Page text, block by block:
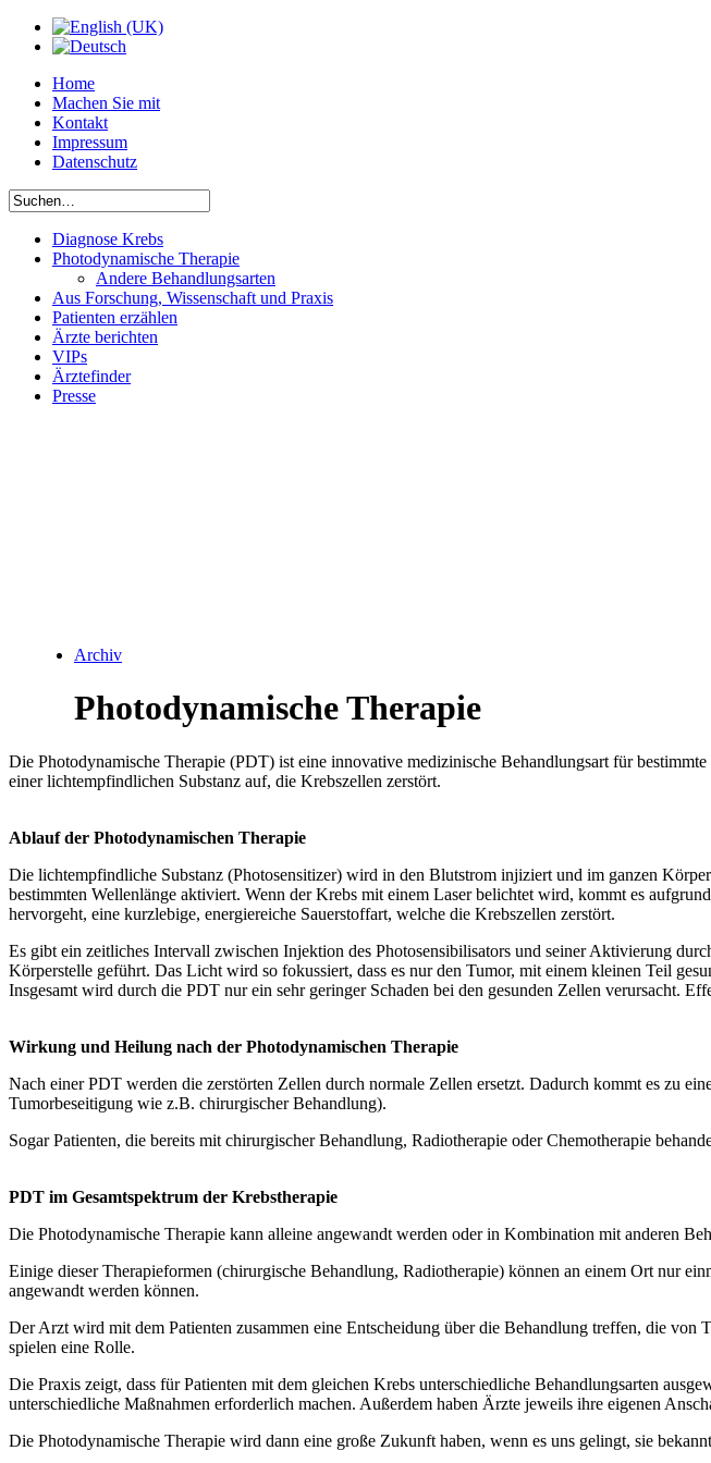
Home
Machen Sie mit
Kontakt
Impressum
Datenschutz
Diagnose Krebs
Photodynamische Therapie
Andere Behandlungsarten
Aus Forschung, Wissenschaft und Praxis
Patienten erzählen
Ärzte berichten
VIPs
Ärztefinder
Presse
Archiv
Photodynamische Therapie
Die Photodynamische Therapie (PDT) ist eine innovative medizinische Behandlungsart für
einer lichtempfindlichen Substanz auf, die Krebszellen zerstört.
Ablauf der Photodynamischen Therapie
Die lichtempfindliche Substanz (Photosensitizer) wird in den Blutstrom injiziert und im ganzen
bestimmten Wellenlänge aktiviert. Wenn der Krebs mit einem Laser belichtet wird, kommt es
hervorgeht, eine kurzlebige, energiereiche Sauerstoffart, welche die Krebszellen zerstört.
Es gibt ein zeitliches Intervall zwischen Injektion des Photosensibilisators und seiner Aktivierung
Körperstelle geführt. Das Licht wird so fokussiert, dass es nur den Tumor, mit einem kleinen Teil
Insgesamt wird durch die PDT nur ein sehr geringer Schaden bei den gesunden Zellen verursacht.
Wirkung und Heilung nach der Photodynamischen Therapie
Nach einer PDT werden die zerstörten Zellen durch normale Zellen ersetzt. Dadurch kommt es zu
Tumorbeseitigung wie z.B. chirurgischer Behandlung).
Sogar Patienten, die bereits mit chirurgischer Behandlung, Radiotherapie oder Chemotherapie
PDT im Gesamtspektrum der Krebstherapie
Die Photodynamische Therapie kann alleine angewandt werden oder in Kombination mit anderen
Einige dieser Therapieformen (chirurgische Behandlung, Radiotherapie) können an einem Ort nur
angewandt werden können.
Der Arzt wird mit dem Patienten zusammen eine Entscheidung über die Behandlung treffen, die von
spielen eine Rolle.
Die Praxis zeigt, dass für Patienten mit dem gleichen Krebs unterschiedliche Behandlungsarten
unterschiedliche Maßnahmen erforderlich machen. Außerdem haben Ärzte jeweils ihre eigenen
Die Photodynamische Therapie wird dann eine große Zukunft haben, wenn es uns gelingt, sie